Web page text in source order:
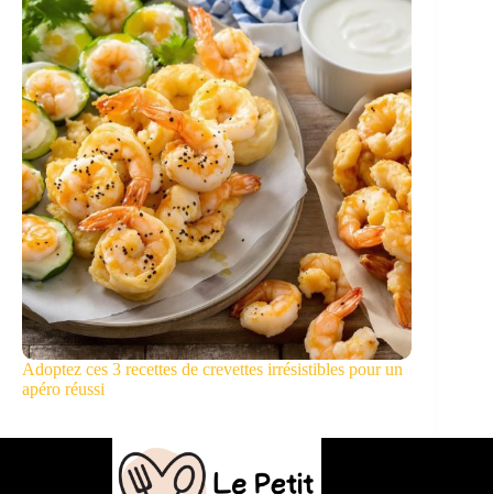
Adoptez ces 3 recettes de crevettes irrésistibles pour un
apéro réussi